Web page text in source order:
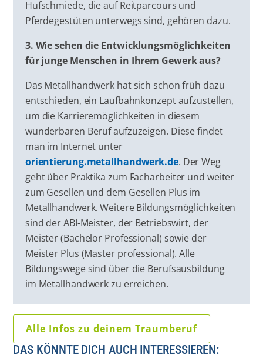
Hufschmiede, die auf Reitparcours und
Pferdegestüten unterwegs sind, gehören dazu.
3. Wie sehen die Entwicklungsmöglichkeiten
für junge Menschen in Ihrem Gewerk aus?
Das Metallhandwerk hat sich schon früh dazu
entschieden, ein Laufbahnkonzept aufzustellen,
um die Karrieremöglichkeiten in diesem
wunderbaren Beruf aufzuzeigen. Diese findet
man im Internet unter
orientierung.metallhandwerk.de. Der Weg
geht über Praktika zum Facharbeiter und weiter
zum Gesellen und dem Gesellen Plus im
Metallhandwerk. Weitere Bildungsmöglichkeiten
sind der ABI-Meister, der Betriebswirt, der
Meister (Bachelor Professional) sowie der
Meister Plus (Master professional). Alle
Bildungswege sind über die Berufsausbildung
im Metallhandwerk zu erreichen.
Alle Infos zu deinem Traumberuf
DAS KÖNNTE DICH AUCH INTERESSIEREN: